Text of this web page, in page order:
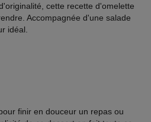
cette recette d'omelette
Accompagnée d'une salade
idéal.
finir en douceur un repas ou